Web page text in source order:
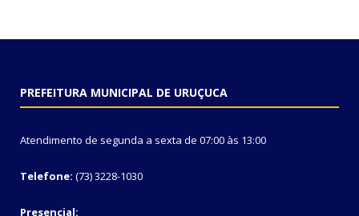
PREFEITURA MUNICIPAL DE URUÇUCA
Atendimento de segunda a sexta de 07:00 às 13:00
Telefone: (73) 3228-1030
Presencial: